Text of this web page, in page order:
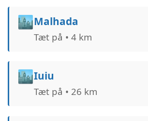
🏙️Malhada
Tæt på • 4 km
🏙️Iuiu
Tæt på • 26 km